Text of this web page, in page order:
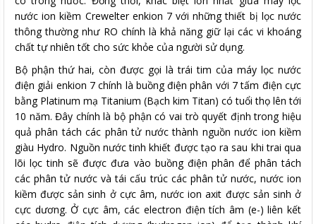
nước ion kiềm Crewelter enkion 7 với những thiết bị lọc nước
thông thường như RO chính là khả năng giữ lại các vi khoáng
chất tự nhiên tốt cho sức khỏe của người sử dụng.
Bộ phận thứ hai, còn được gọi là trái tim của máy lọc nước
điện giải enkion 7 chính là buồng điện phân với 7 tấm điện cực
bằng Platinum mạ Titanium (Bạch kim Titan) có tuổi thọ lên tới
10 năm. Đây chính là bộ phận có vai trò quyết định trong hiệu
quả phân tách các phân tử nước thành nguồn nước ion kiềm
giàu Hydro. Nguồn nước tinh khiết được tạo ra sau khi trai qua
lõi lọc tinh sẽ được đưa vào buồng điện phân để phân tách
các phân tử nước và tái cấu trúc các phân tử nước, nước ion
kiềm được sản sinh ở cực âm, nước ion axit được sản sinh ở
cực dương. Ở cực âm, các electron điện tích âm (e-) liên kết